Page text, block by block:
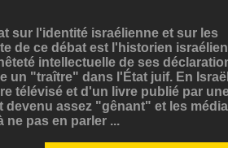
sur l'identité israélienne et sur les
de ce débat est l'historien israélien
intellectuelle de ses
un "traître" dans l'État juif. En
télévisé et d'un livre publié par
assez "gênant" et les
ne pas en parler ...